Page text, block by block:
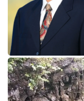
Dinilai Hanya Pemanis,
Pemuda Wilalang Kritik
Orang Luar
WISATA SULTRA >>